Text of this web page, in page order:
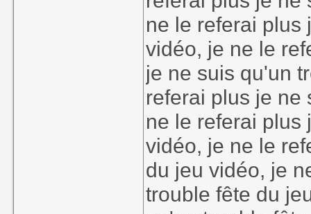
ne le referai plus
vidéo, je ne le
je ne suis qu'un
referai plus je ne
ne le referai plus
vidéo, je ne le
du jeu vidéo, je
trouble fête du